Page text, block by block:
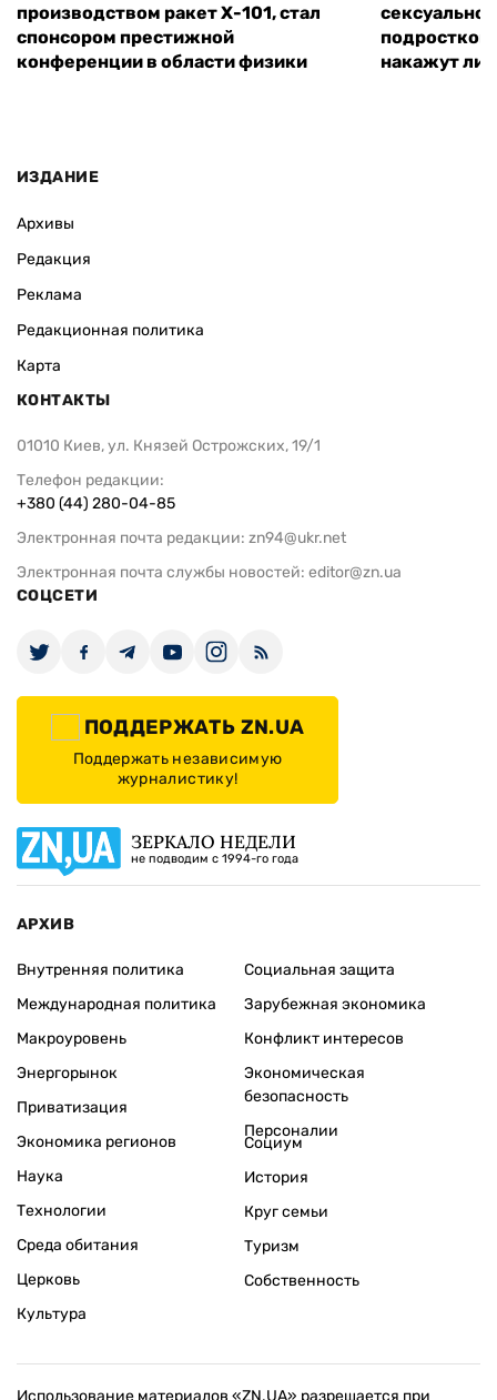
производством ракет Х-101, стал
спонсором престижной
конференции в области физики
подростком
накажут ли
ИЗДАНИЕ
Архивы
Редакция
Реклама
Редакционная политика
Карта
КОНТАКТЫ
01010 Киев, ул. Князей Острожских, 19/1
Телефон редакции:
+380 (44) 280-04-85
Электронная почта редакции: zn94@ukr.net
Электронная почта службы новостей: editor@zn.ua
СОЦСЕТИ
ПОДДЕРЖАТЬ ZN.UA
Поддержать независимую
журналистику!
ЗЕРКАЛО НЕДЕЛИ
не подводим с 1994-го года
АРХИВ
Внутренняя политика
Международная политика
Макроуровень
Энергорынок
Приватизация
Экономика регионов
Социальная защита
Зарубежная экономика
Конфликт интересов
Экономическая
безопасность
Персоналии
Наука
Технологии
Среда обитания
Церковь
Культура
Социум
История
Круг семьи
Туризм
Собственность
Использование материалов «ZN.UA» разрешается при